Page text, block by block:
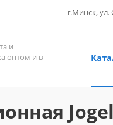
г.Минск, ул.
и
оптом и в